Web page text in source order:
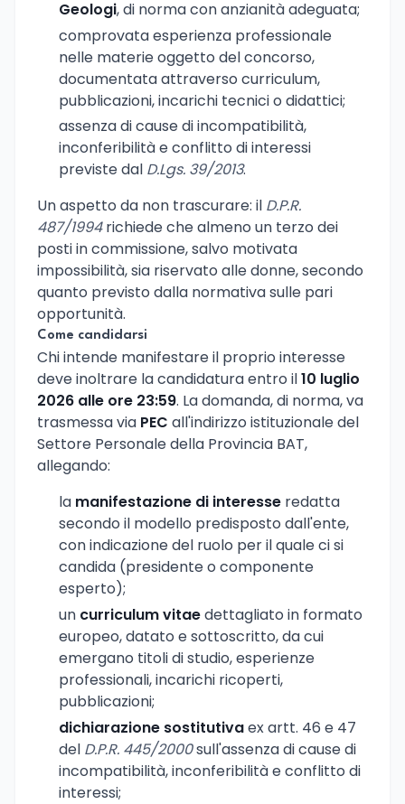
Geologi, di norma con anzianità adeguata;
comprovata esperienza professionale
nelle materie oggetto del concorso,
documentata attraverso curriculum,
pubblicazioni, incarichi tecnici o didattici;
assenza di cause di incompatibilità,
inconferibilità e conflitto di interessi
previste dal D.Lgs. 39/2013.
Un aspetto da non trascurare: il D.P.R.
487/1994richiede che almeno un terzo dei
posti in commissione, salvo motivata
impossibilità, sia riservato alle donne, secondo
quanto previsto dalla normativa sulle pari
opportunità.
Come candidarsi
Chi intende manifestare il proprio interesse
deve inoltrare la candidatura entro il10 luglio
2026 alle ore 23:59. La domanda, di norma, va
trasmessa via PEC all'indirizzo istituzionale del
Settore Personale della Provincia BAT,
allegando:
la manifestazione di interesse redatta
secondo il modello predisposto dall'ente,
con indicazione del ruolo per il quale ci si
candida (presidente o componente
esperto);
un curriculum vitaedettagliato in formato
europeo, datato e sottoscritto, da cui
emergano titoli di studio, esperienze
professionali, incarichi ricoperti,
pubblicazioni;
dichiarazione sostitutivaex artt. 46 e 47
del D.P.R. 445/2000sull'assenza di cause di
incompatibilità, inconferibilità e conflitto di
interessi;